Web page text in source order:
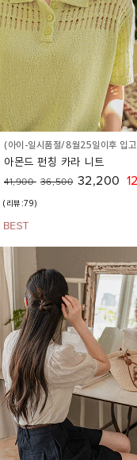
(아이-일시품절/8월25일이후 입
아몬드 펀칭 카라 니트
41,900 36,500 32,200
(리뷰:79)